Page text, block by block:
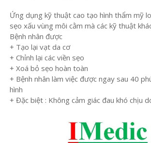
Ứng dụng kỹ thuật cao tạo hình thẩm mỹ
sẹo xấu vùng môi cằm mà các kỹ thuật
Bệnh nhân được
+ Tạo lại vạt da cơ
+ Chỉnh lại các viền sẹo
+ Xoá bỏ sẹo hoàn toàn
+ Bệnh nhân làm việc được ngay sau 40
hình
+ Đặc biệt : Không cảm giác đau khó chịu